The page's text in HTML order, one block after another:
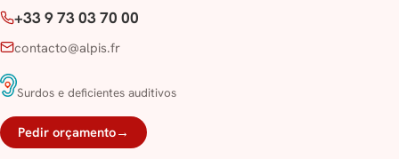
+33 9 73 03 70 00
contacto@alpis.fr
Surdos e deficientes auditivos
Pedir orçamento→